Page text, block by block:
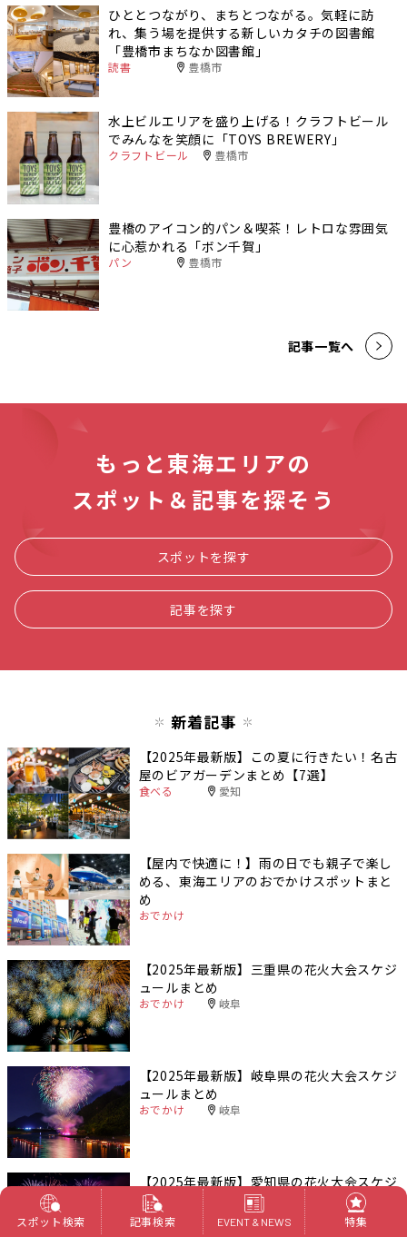
ひととつながり、まちとつながる。気軽に訪
れ、集う場を提供する新しいカタチの図書館
「豊橋市まちなか図書館」
読書 豊橋市
水上ビルエリアを盛り上げる！クラフトビール
でみんなを笑顔に「TOYS BREWERY」
クラフトビール 豊橋市
豊橋のアイコン的パン＆喫茶！レトロな雰囲気
に心惹かれる「ボン千賀」
パン 豊橋市
記事一覧へ
もっと東海エリアの
スポット＆記事を探そう
スポットを探す
記事を探す
新着記事
【2025年最新版】この夏に行きたい！名古
屋のビアガーデンまとめ【7選】
食べる 愛知
【屋内で快適に！】雨の日でも親子で楽し
める、東海エリアのおでかけスポットまと
め
おでかけ
【2025年最新版】三重県の花火大会スケジ
ュールまとめ
おでかけ 岐阜
【2025年最新版】岐阜県の花火大会スケジ
ュールまとめ
おでかけ 岐阜
【2025年最新版】愛知県の花火大会スケジ
ュールまとめ
おでかけ 愛知
スポット検索 記事検索 EVENT & NEWS 特集